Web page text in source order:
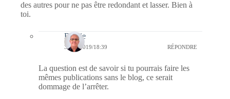
des autres pour ne pas être redondant et lasser. Bien à
toi.
Bernie
30/12/2019/18:39 RÉPONDRE
La question est de savoir si tu pourrais faire les
mêmes publications sans le blog, ce serait
dommage de l’arrêter.